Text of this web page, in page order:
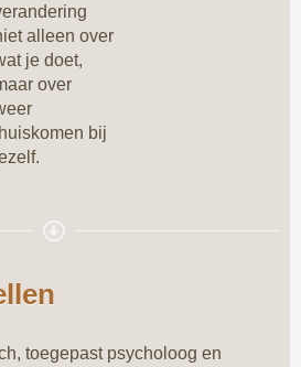
alleen over
je doet,
over
bij
toegepast psycholoog en